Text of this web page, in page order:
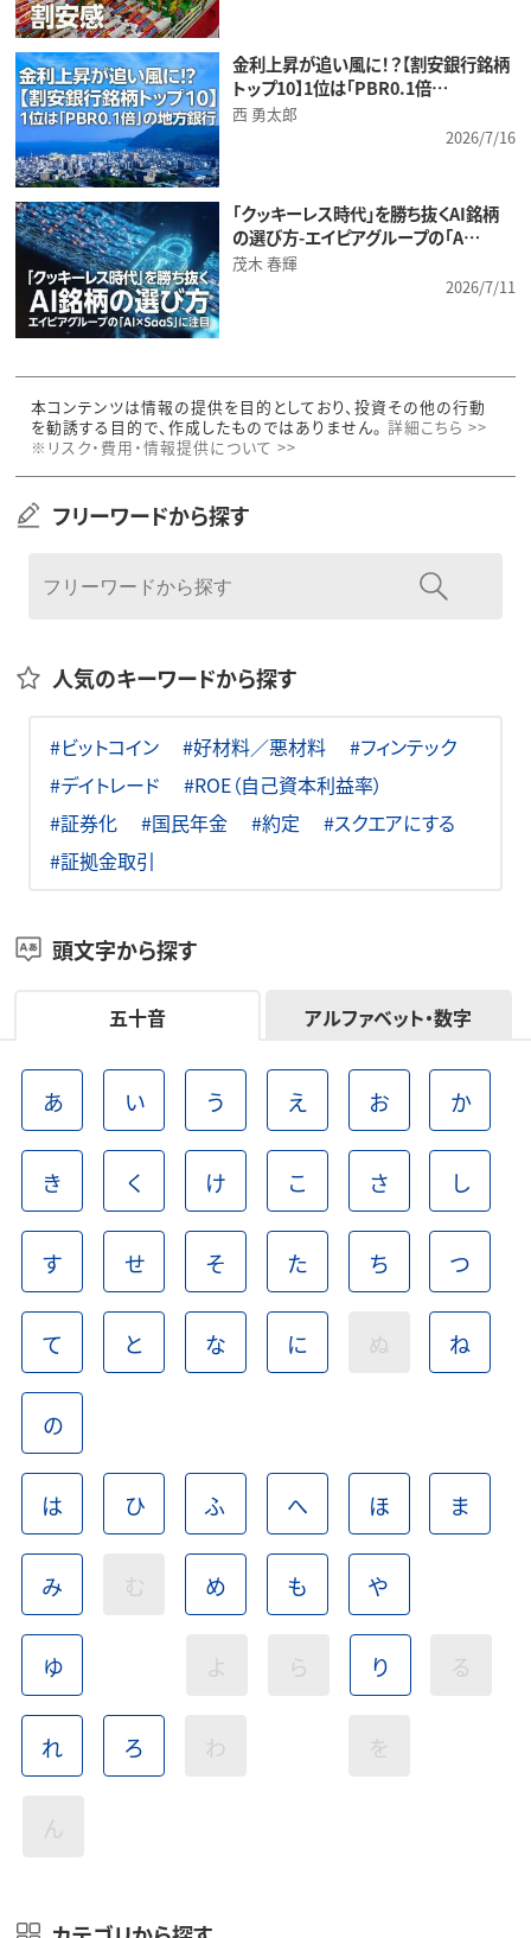
金利上昇が追い風に！？【割安銀行銘柄
トップ10】1位は「PBR0.1倍…
西 勇太郎
2026/7/16
「クッキーレス時代」を勝ち抜くAI銘柄
の選び方-エイピアグループの「A…
茂木 春輝
2026/7/11
本コンテンツは情報の提供を目的としており、投資その他の行動
を勧誘する目的で、作成したものではありません。 詳細こちら >>
※リスク・費用・情報提供について >>
フリーワードから探す
人気のキーワードから探す
#ビットコイン #好材料／悪材料
#フィンテック
#デイトレード
#ROE（自己資本利益率）
#証券化
#国民年金 #約定
#スクエアにする
#証拠金取引
頭文字から探す
五十音 アルファベット・数字
あ い う え お か
き く け こ さ し
す せ そ た ち つ
て と な に ぬ ね
の
は ひ ふ へ ほ ま
み む め も や
ゆ よ ら り る
れ ろ わ を
ん